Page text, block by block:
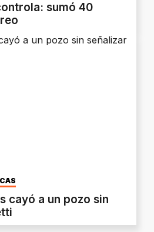
sumó 40
cayó a un pozo sin